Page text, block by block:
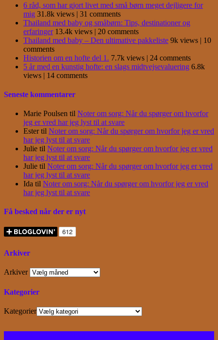
6 råd, som har gjort livet med små børn meget dejligere for
mig 31.8k views | 31 comments
Thailand med baby og småbørn: Tips, destinationer og
erfaringer 13.4k views | 20 comments
Thailand med baby – Den ultimative pakkeliste 9k views | 10
comments
Historien om en hofte del 1. 7.7k views | 24 comments
5 år med en kunstig hofte: en slags midtvejsevaluering 6.8k
views | 14 comments
Seneste kommentarer
Marie Poulsen til Noter om sorg: Når du spørger om hvorfor
jeg er vred har jeg lyst til at svare
Estertil Noter om sorg: Når du spørger om hvorfor jeg er vred
har jeg lyst til at svare
Julie til Noter om sorg: Når du spørger om hvorfor jeg er vred
har jeg lyst til at svare
Julie til Noter om sorg: Når du spørger om hvorfor jeg er vred
har jeg lyst til at svare
Ida til Noter om sorg: Når du spørger om hvorfor jeg er vred
har jeg lyst til at svare
Få besked når der er nyt
Arkiver
Arkiver
Kategorier
Kategorier